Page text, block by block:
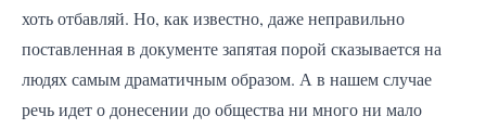
хоть отбавляй. Но, как известно, даже неправильно
поставленная в документе запятая порой сказывается на
людях самым драматичным образом. А в нашем случае
речь идет о донесении до общества ни много ни мало